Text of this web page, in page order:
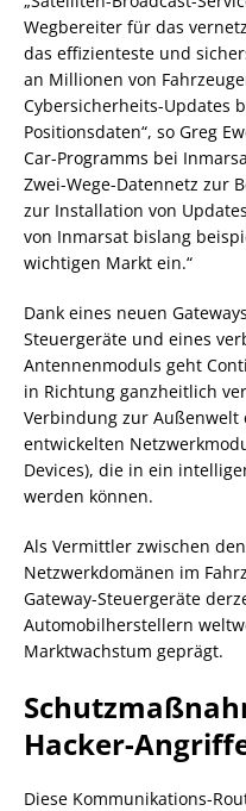
Wegbereiter für das
das effizienteste und
an Millionen von
Cybersicherheits-Updates
Positionsdaten“, so Greg
Car-Programms bei
Zwei-Wege-Datennetz zur
zur Installation von
von Inmarsat bislang
wichtigen Markt ein.“
Dank eines neuen
Steuergeräte und eines
Antennenmoduls geht
in Richtung ganzheitlich
Verbindung zur
entwickelten
Devices), die in ein
werden können.
Als Vermittler zwischen
Netzwerkdomänen im
Gateway-Steuergeräte
Automobilherstellern
Marktwachstum geprägt.
Hacker-
Diese Kommunikations-